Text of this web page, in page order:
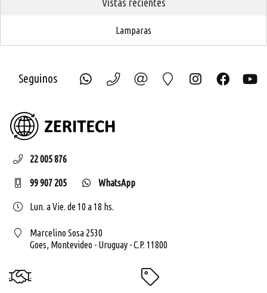
Vistas recientes
Lamparas
Seguinos
22 005 876
99 907 205 WhatsApp
Lun. a Vie. de 10 a 18 hs.
Marcelino Sosa 2530
Goes, Montevideo - Uruguay - C.P. 11800